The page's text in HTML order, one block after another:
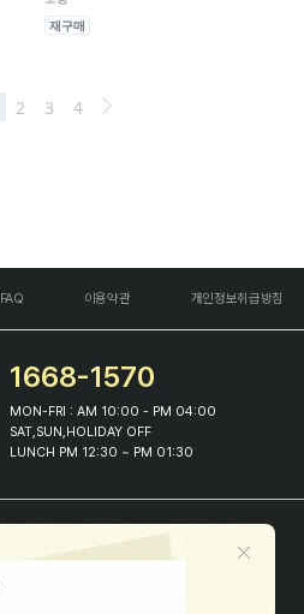
FAQ 이용약관 개인정보취급방침
1668-1570
MON-FRI : AM 10:00 - PM 04:00
SAT,SUN,HOLIDAY OFF
LUNCH PM 12:30 ~ PM 01:30